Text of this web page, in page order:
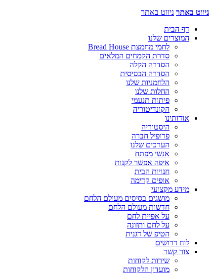
ניווט באתר ניווט באתר
דף הבית
המוצרים שלנו
לחמי מחמצת Bread House
סדרת הקמחים המלאים
הסדרה הקלה
הסדרה הבסיסית
הלחמניות שלנו
החלות שלנו
פיתות תנעמי
הקונדיטוריה
אודותינו
היסטוריה
פרופיל חברה
הערכים שלנו
אנשי מפתח
איפה אפשר לקנות
חנויות הבית
אופים קדימה
מידע מקצועי
מושגים בסיסים מעולם הלחם
חדשות מעולם הלחם
על אפיית לחם
על לחם ותזונה
הטיפ של דגנית
לוח דרושים
צור קשר
שירות לקוחות
מועדון הלקוחות